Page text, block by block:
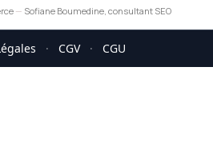
— Sofiane Boumedine, consultant SEO
· CGV · CGU